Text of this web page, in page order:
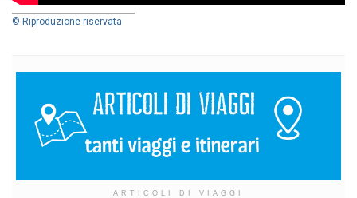
© Riproduzione riservata
ARTICOLI DI VIAGGI